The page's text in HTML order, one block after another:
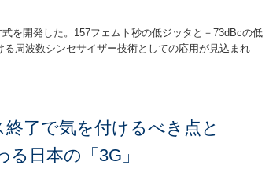
を開発した。157フェムト秒の低ジッタと－73dBcの低
周波数シンセサイザー技術としての応用が見込まれ
終了で気を付けるべき点と
日本の「3G」